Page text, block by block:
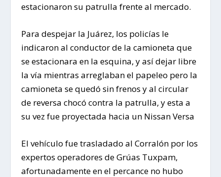
estacionaron su patrulla frente al mercado.
Para despejar la Juárez, los policías le
indicaron al conductor de la camioneta que
se estacionara en la esquina, y así dejar libre
la vía mientras arreglaban el papeleo pero la
camioneta se quedó sin frenos y al circular
de reversa chocó contra la patrulla, y esta a
su vez fue proyectada hacia un Nissan Versa
El vehículo fue trasladado al Corralón por los
expertos operadores de Grúas Tuxpam,
afortunadamente en el percance no hubo